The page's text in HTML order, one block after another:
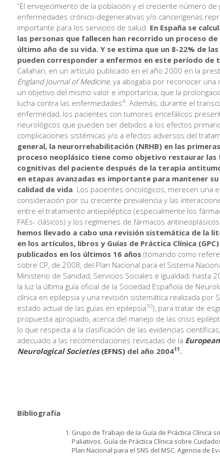
“El envejecimiento de la población y el creciente número
enfermedades crónico-degenerativas y/o cancerígenas
importante para los servicios de salud. En España se
las personas que fallecen han recorrido un proceso
último año de su vida. Y se estima que un 8-22% de
pueden corresponder a enfermos en este período de
Callahan, en un artículo publicado en el año 2000 en la
England Journal of Medicine, ya abogaba por reconocer una
un objetivo del mismo valor e importancia, que la
lucha contra las enfermedades4 . Además, durante el
enfermedad, los pacientes con tumores encefálicos
neurológicos que pueden ser debidos a los efectos
complicaciones sistémicas y/o a efectos adversos del
general, la neurorrehabilitación (NRHB) en las
proceso neoplásico tiene como objetivo restaurar las
cognitivas del paciente después de la terapia
en etapas avanzadas es importante para mantener
calidad de vida . Los pacientes oncológicos, merecen una
consideración por su creciente prevalencia y las
entre el tratamiento antiepiléptico (especialmente los
FAEs- clásicos) y los regímenes de fármacos antineoplásicos
hemos llevado a cabo una revisión sistemática de la
en los artículos, libros y Guías de Práctica Clínica
publicados en los últimos 16 años (tomando como
sobre CP, de 2008, del Plan Nacional para el Sistema
Ministerio de Sanidad, Servicios Sociales e Igualdad; hasta
la luz la última guía oficial de la Sociedad Española de
clínica en epilepsia y una revisión sistemática realizada por
estado actual de las guías en epilepsia10), para tratar de
propuesta apropiado, acerca del manejo de las crisis
lo que respecta a la clasificación de las evidencias
adecuado a las recomendaciones revisadas de la
Neurological Societies(EFNS) del año 200411.
Bibliografía
Grupo de Trabajo de la Guía de Práctica Clínica
Paliativos. Guía de Práctica Clínica sobre
Plan Nacional para el SNS del MSC. Agencia de